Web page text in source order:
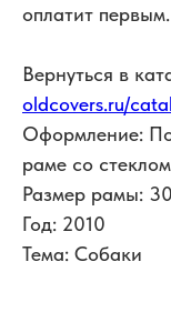
оплатит первым.
Вернуться в
oldcovers.ru/
Оформление:
раме со стеклом
Размер рамы:
Год: 2010
Тема: Собаки